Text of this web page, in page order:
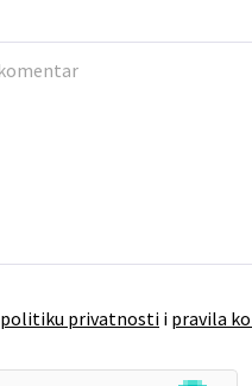
politiku privatnosti i pravila